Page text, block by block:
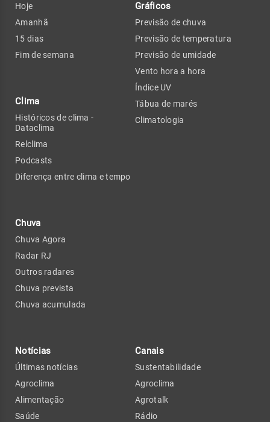
Hoje
Amanhã
15 dias
Fim de semana
Clima
Históricos de clima -
Dataclima
Relclima
Podcasts
Diferença entre clima e tempo
Chuva
Chuva Agora
Radar RJ
Outros radares
Chuva prevista
Chuva acumulada
Gráficos
Previsão de chuva
Previsão de temperatura
Previsão de umidade
Vento hora a hora
Índice UV
Tábua de marés
Climatologia
Notícias
Últimas notícias
Agroclima
Alimentação
Saúde
Canais
Sustentabilidade
Agroclima
Agrotalk
Rádio